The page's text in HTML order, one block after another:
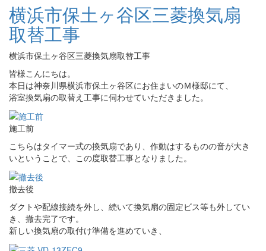
横浜市保土ヶ谷区三菱換気扇
取替工事
横浜市保土ヶ谷区三菱換気扇取替工事
皆様こんにちは。
本日は神奈川県横浜市保土ヶ谷区にお住まいのＭ様邸にて、
浴室換気扇の取替え工事に伺わせていただきました。
施工前
こちらはタイマー式の換気扇であり、作動はするものの音が大き
いということで、この度取替工事となりました。
撤去後
ダクトや配線接続を外し、続いて換気扇の固定ビス等も外してい
き、撤去完了です。
新しい換気扇の取付け準備を進めていき、